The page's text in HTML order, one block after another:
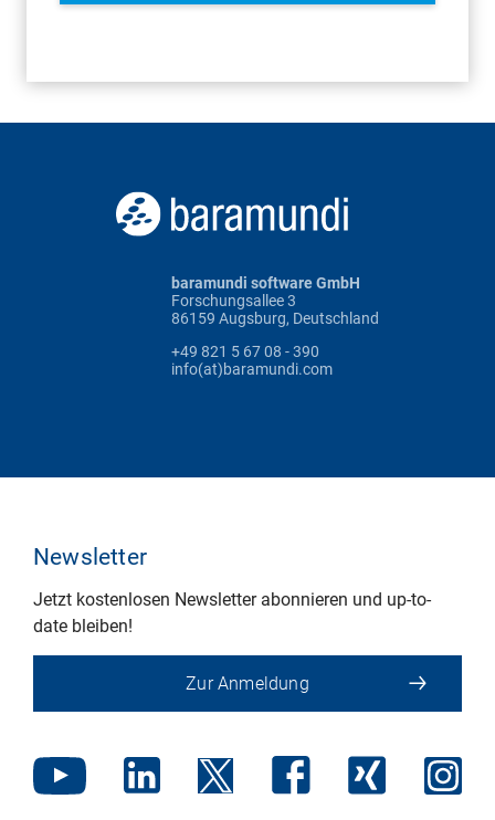
baramundi software GmbH
Forschungsallee 3
86159 Augsburg, Deutschland
+49 821 5 67 08 - 390
info(at)baramundi.com
Newsletter
Jetzt kostenlosen Newsletter abonnieren und up-to-
date bleiben!
Zur Anmeldung